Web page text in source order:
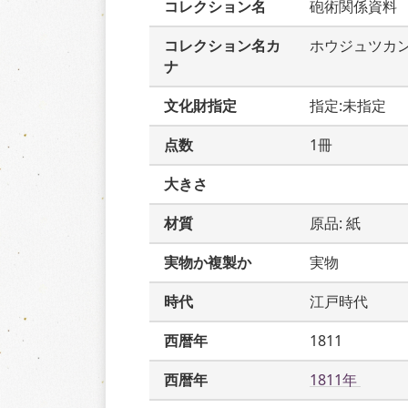
コレクション名
砲術関係資料
コレクション名カ
ナ
ホウジュツカ
文化財指定
指定:未指定
点数
1冊
大きさ
材質
原品: 紙
実物か複製か
実物
時代
江戸時代
西暦年
1811
西暦年
1811年